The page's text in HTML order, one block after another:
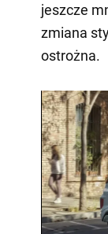
jeszcze
zmiana
ostrożna.